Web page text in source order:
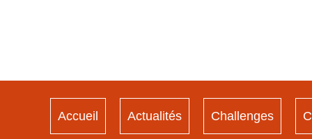
Accueil Actualités Challenges